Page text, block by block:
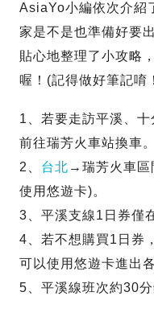
AsiaYo小編依次介紹
家是不是也準備好要
貼心地整理了小攻略
喔！(記得做好筆記唷
1、若要走訪平溪、
前往瑞芳火車站換車。
2、 台北 →瑞芳火車區
使用悠遊卡)。
3、平溪支線1日券僅
4、若不想購買1日券
可以使用悠遊卡進出
5、平溪線班次約30